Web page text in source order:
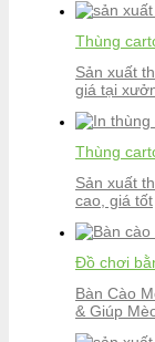
Thùng
Sản xuất
giá tại
Thùng
Sản xuất
cao, giá tốt
Đồ chơi
Bàn Cào
& Giúp